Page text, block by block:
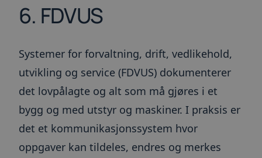
6. FDVUS
Systemer for forvaltning, drift, vedlikehold,
utvikling og service (FDVUS) dokumenterer
det lovpålagte og alt som må gjøres i et
bygg og med utstyr og maskiner. I praksis er
det et kommunikasjonssystem hvor
oppgaver kan tildeles, endres og merkes